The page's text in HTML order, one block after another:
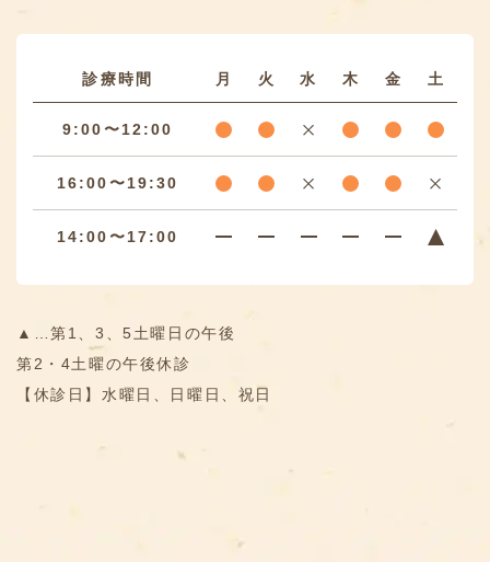
診療時間 月 火 水 木 金 土
9:00〜12:00
16:00〜19:30
14:00〜17:00
▲…第1、3、5土曜日の午後
第2・4土曜の午後休診
【休診日】水曜日、日曜日、祝日